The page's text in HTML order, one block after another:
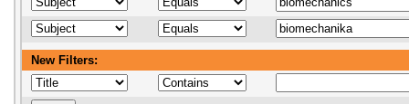
New Filters: